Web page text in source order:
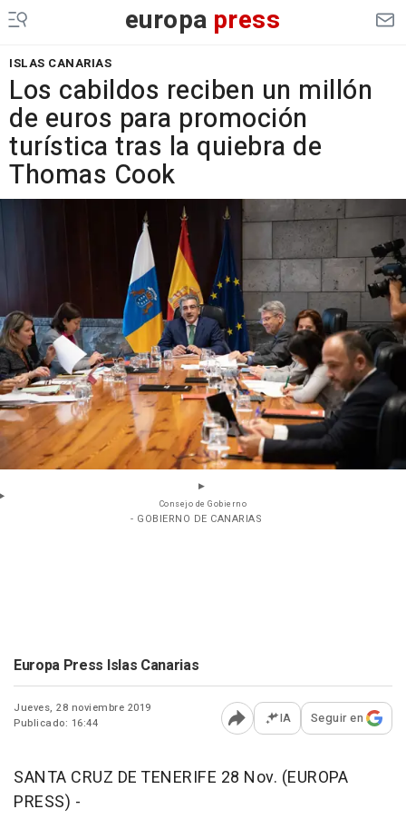
europa press
ISLAS CANARIAS
Los cabildos reciben un millón
de euros para promoción
turística tras la quiebra de
Thomas Cook
Consejo de Gobierno
- GOBIERNO DE CANARIAS
Europa Press Islas Canarias
Jueves, 28 noviembre 2019
Publicado: 16:44
Abrir opciones para
IA Seguir en
SANTA CRUZ DE TENERIFE 28 Nov. (EUROPA
PRESS) -